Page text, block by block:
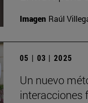
Imagen Raúl
05 | 03 | 2025
Un nuevo
interacciones